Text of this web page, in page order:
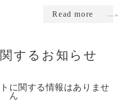
Read more
するお知らせ
に関する情報はありませ
ん